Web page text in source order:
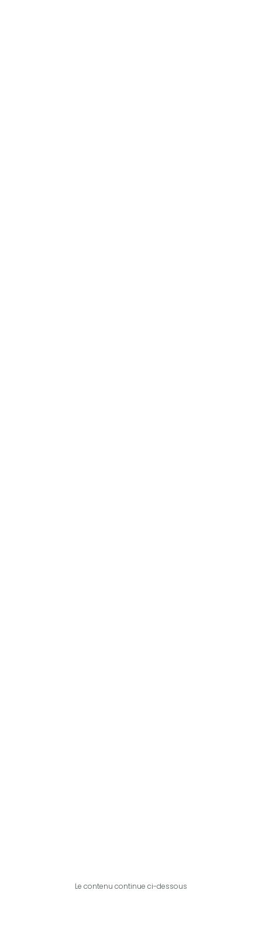
Le contenu continue ci-dessous